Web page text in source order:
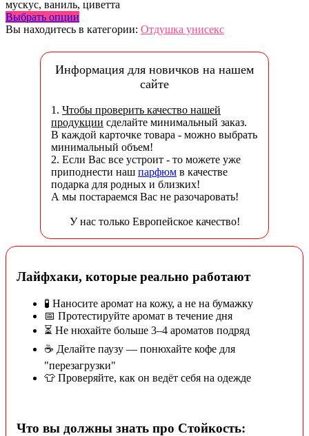
мускус, ваниль, циветта
Выбрать опции
Вы находитесь в категории: Отдушка унисекс
Информация для новичков на нашем
сайте
1. Чтобы проверить качество нашей
продукции сделайте минимальный заказ.
В каждой карточке товара - можно выбрать
минимальный объем!
2. Если Вас все устроит - то можете уже
приподнести наш парфюм в качестве
подарка для родных и близких!
А мы постараемся Вас не разочаровать!
У нас только Европейское качество!
Лайфхаки, которые реально работают
🧪 Наносите аромат на кожу, а не на бумажку
📅 Протестируйте аромат в течение дня
⏳ Не нюхайте больше 3–4 ароматов подряд
☕ Делайте паузу — понюхайте кофе для
"перезагрузки"
👕 Проверяйте, как он ведёт себя на одежде
Что вы должны знать про Стойкость: